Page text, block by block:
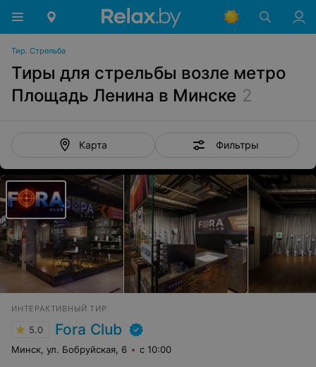
Тир. Стрельба
Тиры для стрельбы возле метро
Площадь Ленина в Минске 2
Карта Фильтры
ИНТЕРАКТИВНЫЙ ТИР
5.0 Fora Club
Минск, ул. Бобруйская, 6 с 10:00